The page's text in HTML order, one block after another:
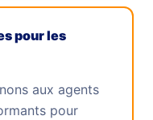
pour les
aux agents
pour